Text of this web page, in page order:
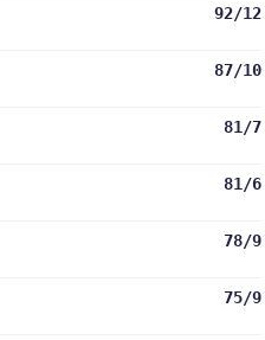
92/12
87/10
81/7
81/6
78/9
75/9